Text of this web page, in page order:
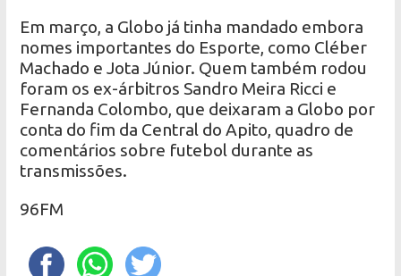
Em março, a Globo já tinha mandado embora
nomes importantes do Esporte, como Cléber
Machado e Jota Júnior. Quem também rodou
foram os ex-árbitros Sandro Meira Ricci e
Fernanda Colombo, que deixaram a Globo por
conta do fim da Central do Apito, quadro de
comentários sobre futebol durante as
transmissões.
96FM